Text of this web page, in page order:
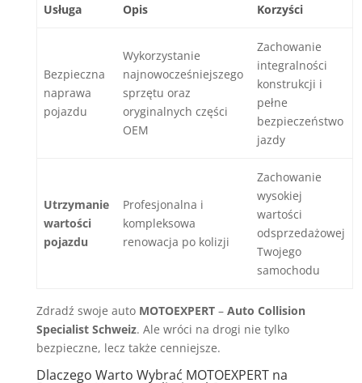
Usługa Opis Korzyści
Bezpieczna
naprawa
pojazdu
Wykorzystanie
najnowocześniejszego
sprzętu oraz
oryginalnych części
OEM
Zachowanie
integralności
konstrukcji i
pełne
bezpieczeństwo
jazdy
Utrzymanie
wartości
pojazdu
Profesjonalna i
kompleksowa
renowacja po kolizji
Zachowanie
wysokiej
wartości
odsprzedażowej
Twojego
samochodu
Zdradź swoje auto MOTOEXPERT– Auto Collision
Specialist Schweiz. Ale wróci na drogi nie tylko
bezpieczne, lecz także cenniejsze.
Dlaczego Warto Wybrać MOTOEXPERT na